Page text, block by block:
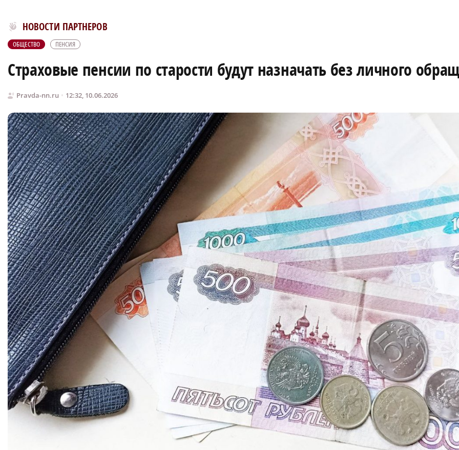
НОВОСТИ ПАРТНЕРОВ
Новости МирТесен
ОБЩЕСТВО ПЕНСИЯ
Страховые пенсии по старости будут назначать без личного
Pravda-nn.ru 12:32, 10.06.2026